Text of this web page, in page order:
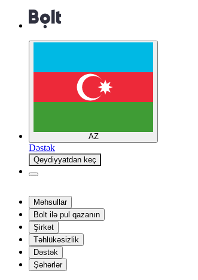
AZ
Dəstək
Qeydiyyatdan keç
Məhsullar
Bolt ilə pul qazanın
Şirkət
Təhlükəsizlik
Dəstək
Şəhərlər